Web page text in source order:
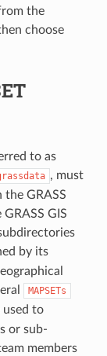
the
choose
to as
, must
GRASS
GIS
by its
MAPSETs
used to
or sub-
members